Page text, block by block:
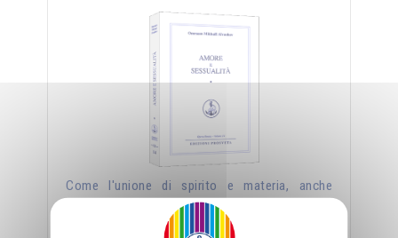
Come l'unione di spirito e materia, anche
l'unione di uomo e donna può essere creatrice
di nuovi mondi, ma affinché lo divenga